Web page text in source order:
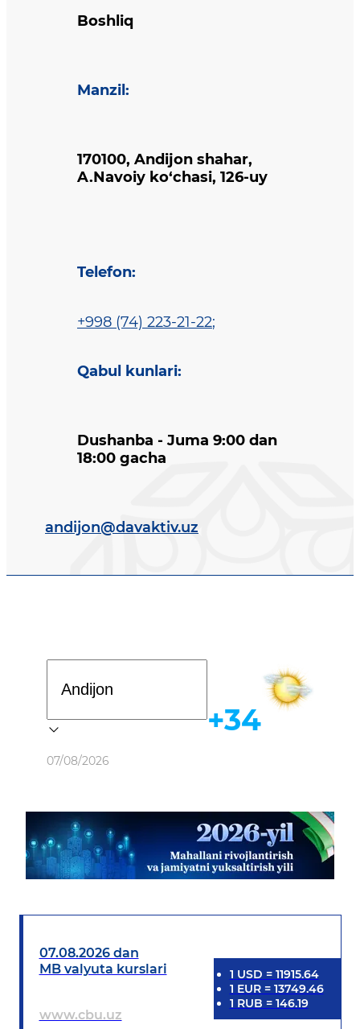
Boshliq
Manzil :
170100, Andijon shahar,
A.Navoiy ko‘chasi, 126-uy
Telefon:
+998 (74) 223-21-22;
Qabul kunlari:
Dushanba - Juma 9:00 dan
18:00 gacha
andijon@davaktiv.uz
Ob-havo
07/08/2026
+34
07.08.2026 dan
MB valyuta kurslari
www.cbu.uz
1 USD = 11915.64
1 EUR= 13749.46
1 RUB = 146.19